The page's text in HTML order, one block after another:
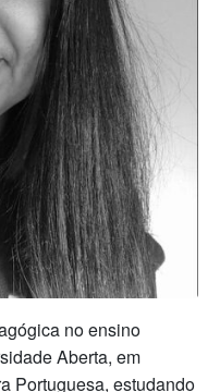
no ensino
Aberta, em
Portuguesa, estudando